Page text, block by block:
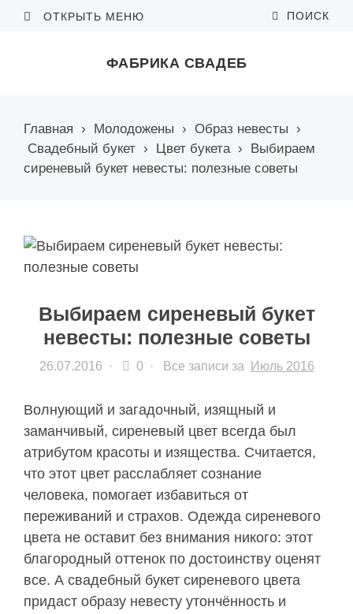
ОТКРЫТЬ МЕНЮ ПОИСК
ФАБРИКА СВАДЕБ
Главная › Молодожены › Образ невесты ›
Свадебный букет › Цвет букета› Выбираем
сиреневый букет невесты: полезные советы
Выбираем сиреневый букет
невесты: полезные советы
26.07.2016 · 0 · Все записи за Июль 2016
Волнующий и загадочный, изящный и
заманчивый, сиреневый цвет всегда был
атрибутом красоты и изящества. Считается,
что этот цвет расслабляет сознание
человека, помогает избавиться от
переживаний и страхов. Одежда сиреневого
цвета не оставит без внимания никого: этот
благородный оттенок по достоинству оценят
все. А свадебный букет сиреневого цвета
придаст образу невесту утончённость и